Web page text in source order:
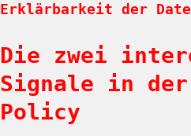
Erklärbarkeit der
Die zwei
Signale in der
Policy